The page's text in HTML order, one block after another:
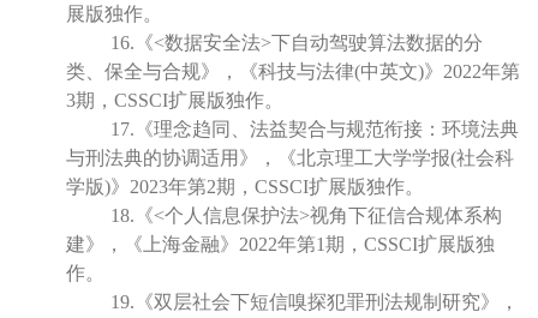
展版独作。
16.《<数据安全法>下自动驾驶算法数据的分
类、保全与合规》，《科技与法律(中英文)》2022年第
3期，CSSCI扩展版独作。
17.《理念趋同、法益契合与规范衔接：环境法典
与刑法典的协调适用》，《北京理工大学学报(社会科
学版)》2023年第2期，CSSCI扩展版独作。
18.《<个人信息保护法>视角下征信合规体系构
建》，《上海金融》2022年第1期，CSSCI扩展版独
作。
19.《双层社会下短信嗅探犯罪刑法规制研究》，